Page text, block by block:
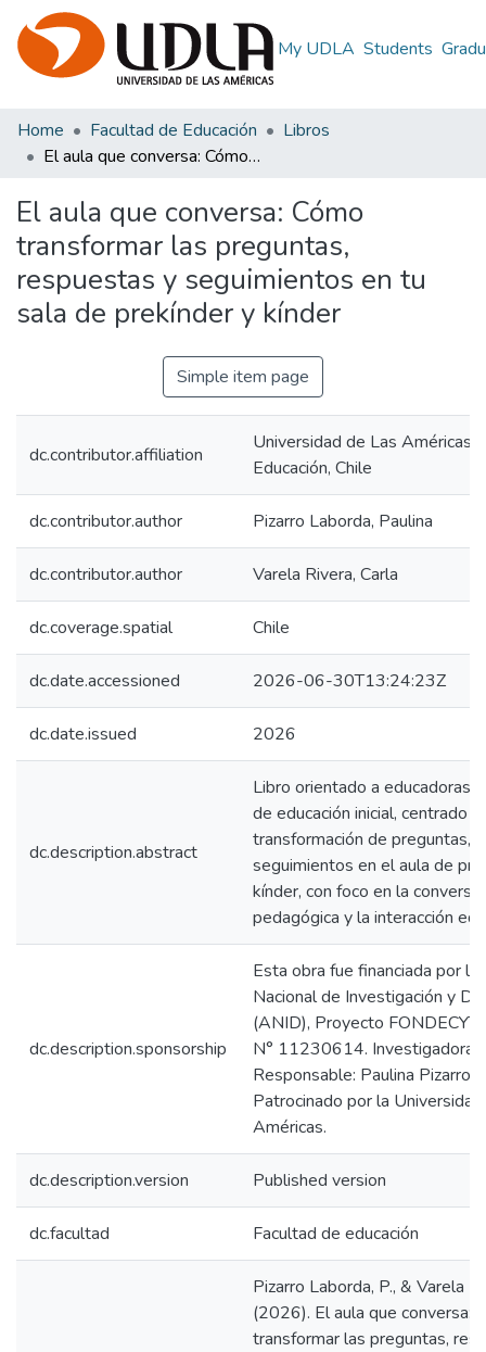
My UDLA Students
Home Facultad de Educación
Libros
El aula que conversa: Cómo transformar las preguntas, respuestas y seguimientos en tu sala de prekínder y kínder
El aula que conversa: Cómo
transformar las preguntas,
respuestas y seguimientos en tu
sala de prekínder y kínder
Simple item page
dc.contributor.affiliation
Universidad de Las Américas,
Educación, Chile
dc.contributor.author Pizarro Laborda, Paulina
dc.contributor.author Varela Rivera, Carla
dc.coverage.spatial Chile
dc.date.accessioned 2026-06-30T13:24:23Z
dc.date.issued 2026
dc.description.abstract
Libro orientado a educadoras
de educación inicial, centrado
transformación de preguntas,
seguimientos en el aula de
kínder, con foco en la
pedagógica y la interacción
dc.description.sponsorship
Esta obra fue financiada por la
Nacional de Investigación y
(ANID), Proyecto FONDECYT
N° 11230614. Investigadora
Responsable: Paulina Pizarro
Patrocinado por la
Américas.
dc.description.version Published version
dc.facultad Facultad de educación
Pizarro Laborda, P., & Varela
(2026). El aula que conversa:
transformar las preguntas,